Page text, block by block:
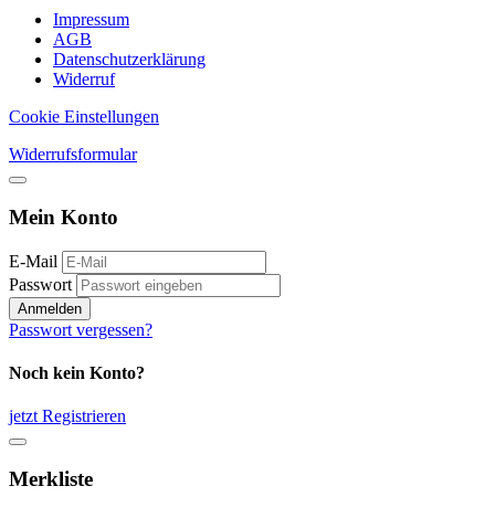
Impressum
AGB
Datenschutzerklärung
Widerruf
Cookie Einstellungen
Widerrufsformular
Mein Konto
E-Mail
Passwort
Anmelden
Passwort vergessen?
Noch kein Konto?
jetzt Registrieren
Merkliste